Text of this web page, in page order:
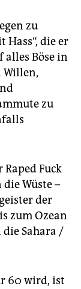
zu
die er
Böse in
Willen,
zu
Fuck
Wüste –
der
zum Ozean
die Sahara /
60 wird, ist